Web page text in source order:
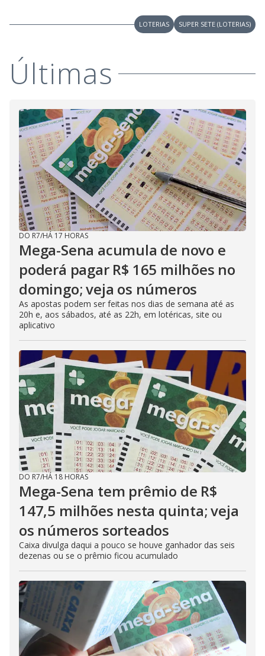
LOTERIAS SUPER SETE (LOTERIAS)
Últimas
DO R7/HÁ 17 HORAS
Mega-Sena acumula de novo e
poderá pagar R$ 165 milhões no
domingo; veja os números
As apostas podem ser feitas nos dias de semana até as
20h e, aos sábados, até as 22h, em lotéricas, site ou
aplicativo
DO R7/HÁ 18 HORAS
Mega-Sena tem prêmio de R$
147,5 milhões nesta quinta; veja
os números sorteados
Caixa divulga daqui a pouco se houve ganhador das seis
dezenas ou se o prêmio ficou acumulado